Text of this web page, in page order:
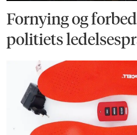
Fornying og
politiets